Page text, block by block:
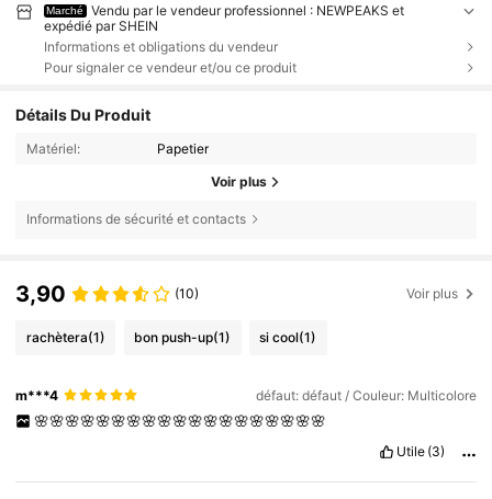
Marché
Vendu par le vendeur professionnel : NEWPEAKS et
expédié par SHEIN
Informations et obligations du vendeur
Pour signaler ce vendeur et/ou ce produit
Détails Du Produit
Matériel: Papetier
Voir plus
Informations de sécurité et contacts
3,90 (10) Voir plus
rachètera(1) bon push-up(1) si cool(1)
m***4 défaut: défaut / Couleur: Multicolore
🌸🌸🌸🌸🌸🌸🌸🌸🌸🌸🌸🌸🌸🌸🌸🌸🌸🌸🌸
Utile (3)